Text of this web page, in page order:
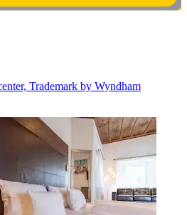
Trademark by Wyndham